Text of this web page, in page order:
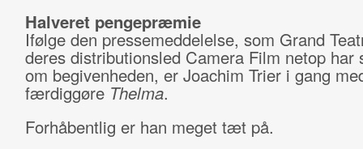
Halveret pengepræmie
Ifølge den pressemeddelelse, som Grand
deres distributionsled Camera Film netop har
om begivenheden, er Joachim Trier i gang
færdiggøre Thelma.
Forhåbentlig er han meget tæt på.